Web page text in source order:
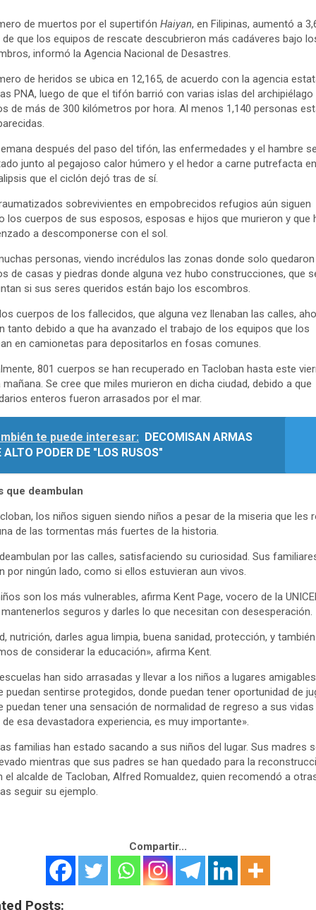
de muertos por el supertifón Haiyan, en Filipinas, aumentó a
de que los equipos de rescate descubrieron más cadáveres bajo
informó la Agencia Nacional de Desastres.
de heridos se ubica en 12,165, de acuerdo con la agencia
PNA, luego de que el tifón barrió con varias islas del
de más de 300 kilómetros por hora. Al menos 1,140 personas
después del paso del tifón, las enfermedades y el hambre
junto al pegajoso calor húmero y el hedor a carne putrefacta
que el ciclón dejó tras de sí.
sobrevivientes en empobrecidos refugios aún siguen
los cuerpos de sus esposos, esposas e hijos que murieron y que
a descomponerse con el sol.
personas, viendo incrédulos las zonas donde solo quedaron
de casas y piedras donde alguna vez hubo construcciones, que
si sus seres queridos están bajo los escombros.
cuerpos de los fallecidos, que alguna vez llenaban las calles,
tanto debido a que ha avanzado el trabajo de los equipos que los
en camionetas para depositarlos en fosas comunes.
801 cuerpos se han recuperado en Tacloban hasta este
mañana. Se cree que miles murieron en dicha ciudad, debido a que
enteros fueron arrasados por el mar.
te puede interesar: DECOMISAN ARMAS
ALTO PODER DE "LOS RUSOS"
que deambulan
los niños siguen siendo niños a pesar de la miseria que les
de las tormentas más fuertes de la historia.
por las calles, satisfaciendo su curiosidad. Sus
por ningún lado, como si ellos estuvieran aun vivos.
son los más vulnerables, afirma Kent Page, vocero de la
seguros y darles lo que necesitan con desesperación.
nutrición, darles agua limpia, buena sanidad, protección, y también
de considerar la educación», afirma Kent.
han sido arrasadas y llevar a los niños a lugares
puedan sentirse protegidos, donde puedan tener oportunidad de
puedan tener una sensación de normalidad de regreso a sus vidas
de esa devastadora experiencia, es muy importante».
familias han estado sacando a sus niños del lugar. Sus madres
mientras que sus padres se han quedado para la
el alcalde de Tacloban, Alfred Romualdez, quien recomendó a
seguir su ejemplo.
Compartir...
Posts: